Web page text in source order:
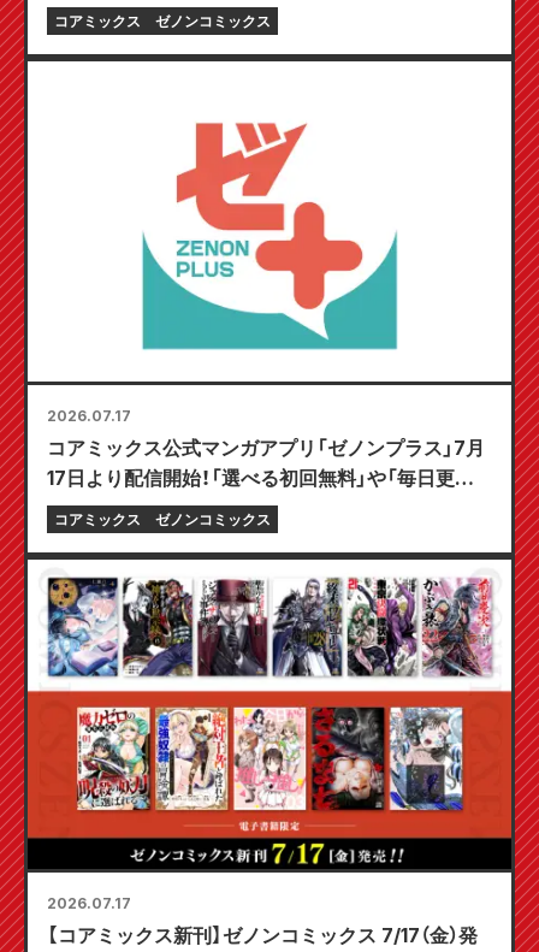
コアミックス ゼノンコミックス
2026.07.17
コアミックス公式マンガアプリ「ゼノンプラス」7月
17日より配信開始！「選べる初回無料」や「毎日更新」
など、とことん楽しむ機能が満載！
コアミックス ゼノンコミックス
2026.07.17
【コアミックス新刊】ゼノンコミックス 7/17（金）発